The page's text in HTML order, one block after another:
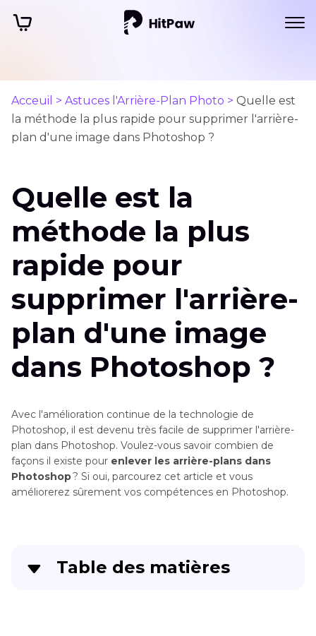
Acceuil > Astuces l'Arrière-Plan Photo > Quelle est
la méthode la plus rapide pour supprimer l'arrière-
plan d'une image dans Photoshop ?
Quelle est la
méthode la plus
rapide pour
supprimer l'arrière-
plan d'une image
dans Photoshop ?
Avec l'amélioration continue de la technologie de
Photoshop, il est devenu très facile de supprimer l'arrière-
plan dans Photoshop. Voulez-vous savoir combien de
façons il existe pour enlever les arrière-plans dans
Photoshop? Si oui, parcourez cet article et vous
améliorerez sûrement vos compétences en Photoshop.
Table des matières